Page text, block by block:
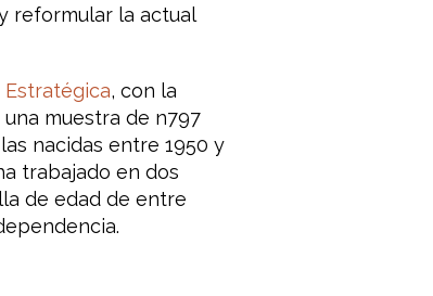
reformular la actual
, con la
muestra de n797
nacidas entre 1950 y
trabajado en dos
de edad de entre